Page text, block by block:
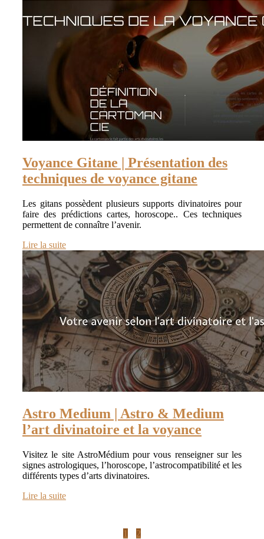
Voyance Gitane | Présen­ta­tion des
techniques de voyance gitane
Les gitans possèdent plusieurs supports divinatoires pour
faire des prédictions cartes, horoscope.. Ces techniques
permettent de connaître l’avenir.
Lire la suite
Astro Medium | Astro & Medium
l’art divinatoire et la voyance
Visitez le site AstroMédium pour vous renseigner sur les
signes astrologiques, l’horoscope, l’astrocompatibilité et les
différents types d’arts divinatoires.
Lire la suite
1 2